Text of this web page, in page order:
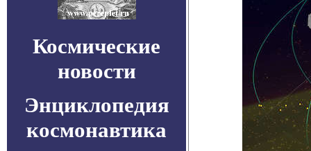
Космические
новости
Энциклопедия
космонавтика